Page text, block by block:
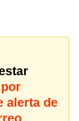
alerta de